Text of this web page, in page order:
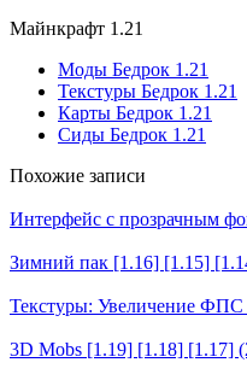
Майнкрафт 1.21
Моды Бедрок 1.21
Текстуры Бедрок 1.21
Карты Бедрок 1.21
Сиды Бедрок 1.21
Похожие записи
Интерфейс с прозрачным
Зимний пак [1.16] [1.15]
Текстуры: Увеличение
3D Mobs [1.19] [1.18]